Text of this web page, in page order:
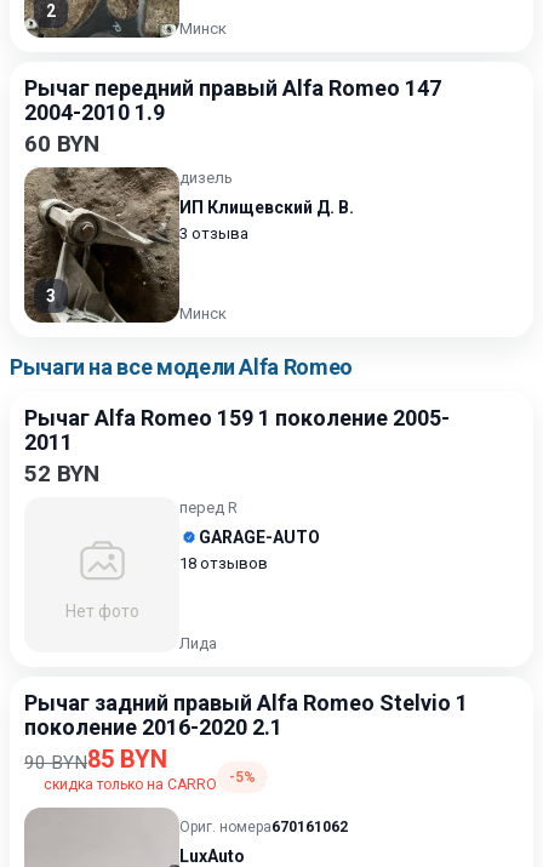
2
Минск
Рычаг передний правый Alfa Romeo 147
2004-2010 1.9
60 BYN
3
дизель
ИП Клищевский Д. В.
3 отзыва
Минск
Рычаги на все модели Alfa Romeo
Рычаг Alfa Romeo 159 1 поколение 2005-
2011
52 BYN
Нет фото
перед R
GARAGE-AUTO
18 отзывов
Лида
Рычаг задний правый Alfa Romeo Stelvio 1
поколение 2016-2020 2.1
90 BYN85 BYN
скидка только на CARRO -5%
Ориг. номера670161062
LuxAuto